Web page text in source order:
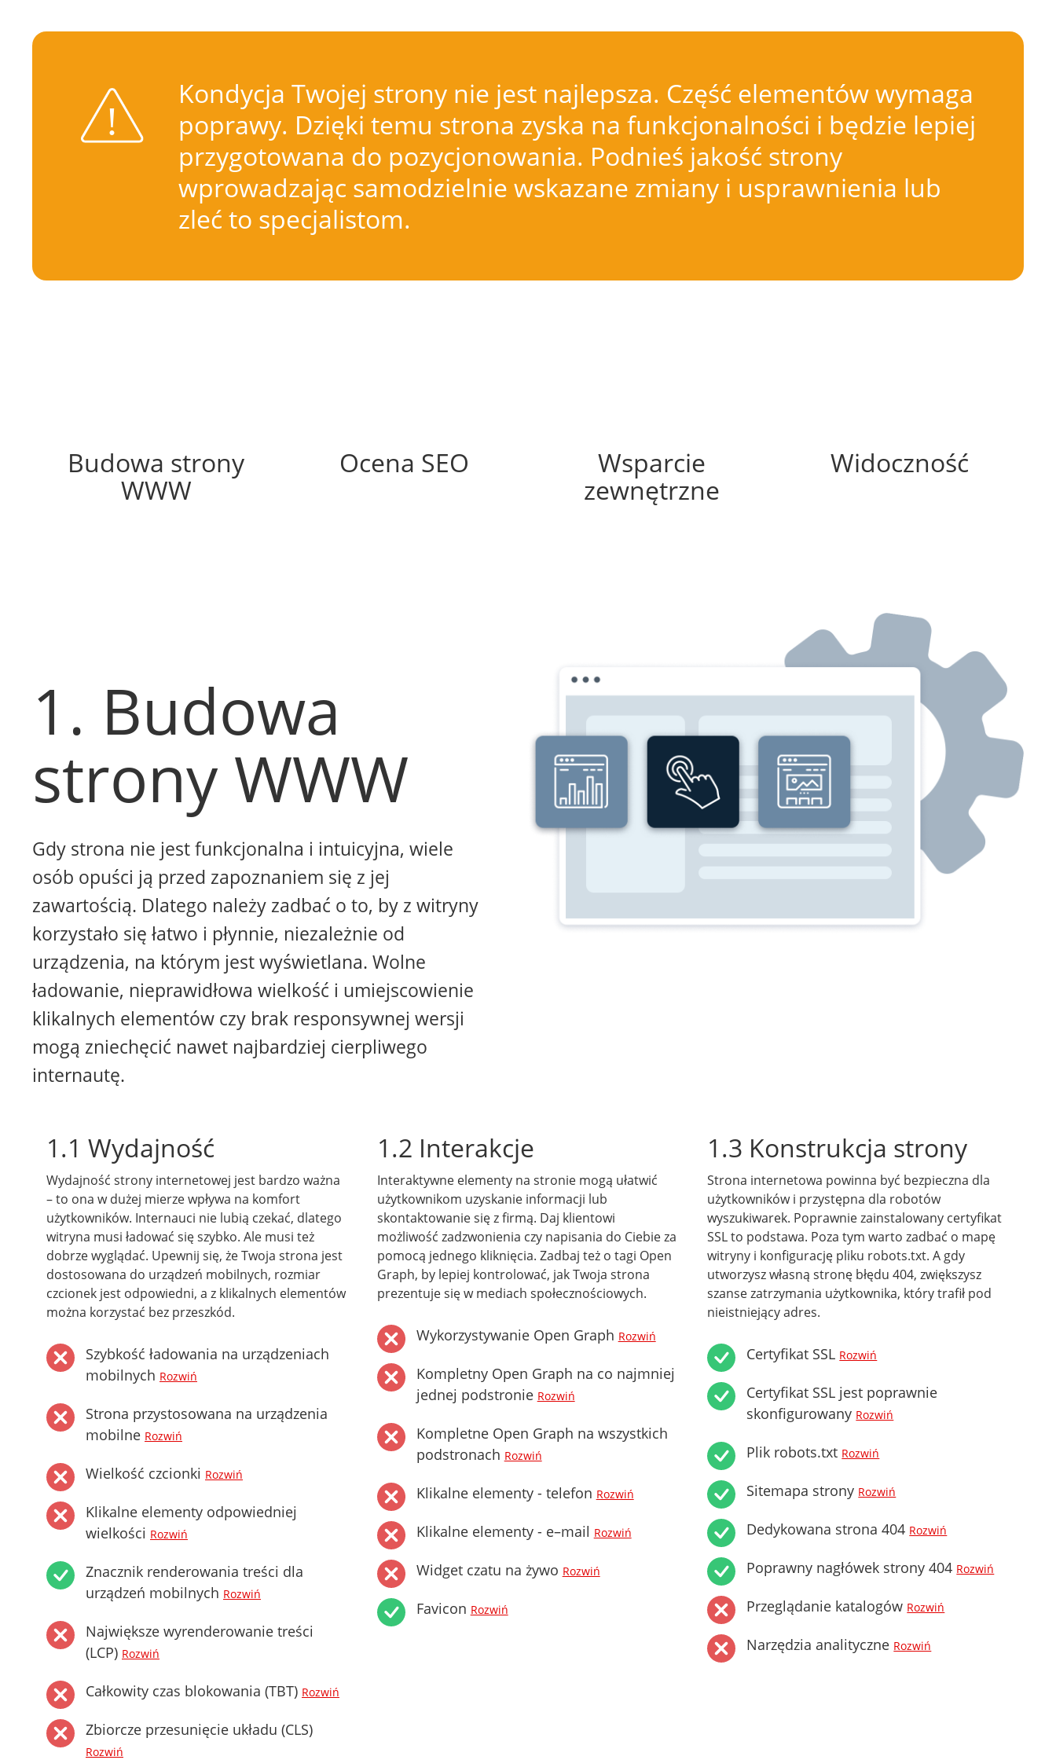
Kondycja Twojej strony nie jest najlepsza. Część elementów wymaga
poprawy. Dzięki temu strona zyska na funkcjonalności i będzie lepiej
przygotowana do pozycjonowania. Podnieś jakość strony
wprowadzając samodzielnie wskazane zmiany i usprawnienia lub
zleć to specjalistom.
Budowa strony
WWW
Ocena SEO
Wsparcie
zewnętrzne
Widoczność
1. Budowa
strony WWW
Gdy strona nie jest funkcjonalna i intuicyjna, wiele
osób opuści ją przed zapoznaniem się z jej
zawartością. Dlatego należy zadbać o to, by z witryny
korzystało się łatwo i płynnie, niezależnie od
urządzenia, na którym jest wyświetlana. Wolne
ładowanie, nieprawidłowa wielkość i umiejscowienie
klikalnych elementów czy brak responsywnej wersji
mogą zniechęcić nawet najbardziej cierpliwego
internautę.
1.1 Wydajność
Wydajność strony internetowej jest bardzo ważna
– to ona w dużej mierze wpływa na komfort
użytkowników. Internauci nie lubią czekać, dlatego
witryna musi ładować się szybko. Ale musi też
dobrze wyglądać. Upewnij się, że Twoja strona jest
dostosowana do urządzeń mobilnych, rozmiar
czcionek jest odpowiedni, a z klikalnych elementów
można korzystać bez przeszkód.
Szybkość ładowania na urządzeniach
mobilnych Rozwiń
Strona przystosowana na urządzenia
mobilne Rozwiń
Wielkość czcionki Rozwiń
Klikalne elementy odpowiedniej
wielkości Rozwiń
Znacznik renderowania treści dla
urządzeń mobilnych Rozwiń
Największe wyrenderowanie treści
(LCP) Rozwiń
Całkowity czas blokowania (TBT) Rozwiń
Zbiorcze przesunięcie układu (CLS)
Rozwiń
1.2 Interakcje
Interaktywne elementy na stronie mogą ułatwić
użytkownikom uzyskanie informacji lub
skontaktowanie się z firmą. Daj klientowi
możliwość zadzwonienia czy napisania do Ciebie za
pomocą jednego kliknięcia. Zadbaj też o tagi Open
Graph, by lepiej kontrolować, jak Twoja strona
prezentuje się w mediach społecznościowych.
Wykorzystywanie Open Graph Rozwiń
Kompletny Open Graph na co najmniej
jednej podstronie Rozwiń
Kompletne Open Graph na wszystkich
podstronach Rozwiń
Klikalne elementy - telefon Rozwiń
Klikalne elementy - e–mail Rozwiń
Widget czatu na żywo Rozwiń
Favicon Rozwiń
1.3 Konstrukcja strony
Strona internetowa powinna być bezpieczna dla
użytkowników i przystępna dla robotów
wyszukiwarek. Poprawnie zainstalowany certyfikat
SSL to podstawa. Poza tym warto zadbać o mapę
witryny i konfigurację pliku robots.txt. A gdy
utworzysz własną stronę błędu 404, zwiększysz
szanse zatrzymania użytkownika, który trafił pod
nieistniejący adres.
Certyfikat SSL Rozwiń
Certyfikat SSL jest poprawnie
skonfigurowany Rozwiń
Plik robots.txt Rozwiń
Sitemapa strony Rozwiń
Dedykowana strona 404 Rozwiń
Poprawny nagłówek strony 404 Rozwiń
Przeglądanie katalogów Rozwiń
Narzędzia analityczne Rozwiń